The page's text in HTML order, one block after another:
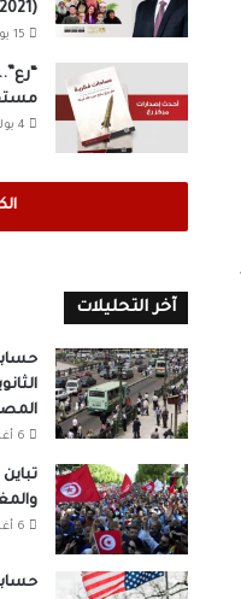
(2021-2026)؟
15 يوليو، 2026
4 يوليو، 2026
آخر التحليلات
6 أغسطس، 2026
6 أغسطس، 2026